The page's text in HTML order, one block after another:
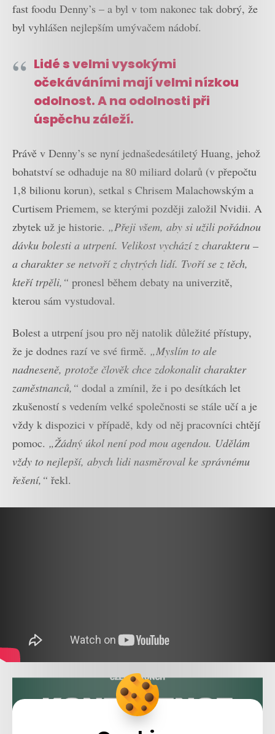
fast foodu Denny’s – a byl v tom nakonec tak dobrý, že
byl vyhlášen nejlepším umývačem nádobí.
Lidé s velmi vysokými
očekáváními mají velmi nízkou
odolnost. A na odolnosti při
úspěchu záleží.
Právě v Denny’s se nyní jednašedesátiletý Huang, jehož
bohatství se odhaduje na 80 miliard dolarů (v přepočtu
1,8 bilionu korun), setkal s Chrisem Malachowským a
Curtisem Priemem, se kterými později založil Nvidii. A
zbytek už je historie. „Přeji všem, aby si užili pořádnou
dávku bolesti a utrpení. Velikost vychází z charakteru –
a charakter se netvoří z chytrých lidí. Tvoří se z těch,
kteří trpěli,“ pronesl během debaty na univerzitě,
kterou sám vystudoval.
Bolest a utrpení jsou pro něj natolik důležité přístupy,
že je dodnes razí ve své firmě. „Myslím to ale
nadneseně, protože člověk chce zdokonalit charakter
zaměstnanců,“ dodal a zmínil, že i po desítkách let
zkušeností s vedením velké společnosti se stále učí a je
vždy k dispozici v případě, kdy od něj pracovníci chtějí
pomoc. „Žádný úkol není pod mou agendou. Udělám
vždy to nejlepší, abych lidi nasměroval ke správnému
řešení,“ řekl.